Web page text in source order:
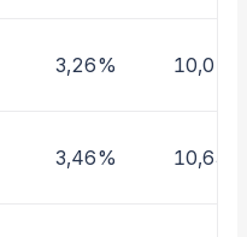
3,26% 10,01%
3,46% 10,63%